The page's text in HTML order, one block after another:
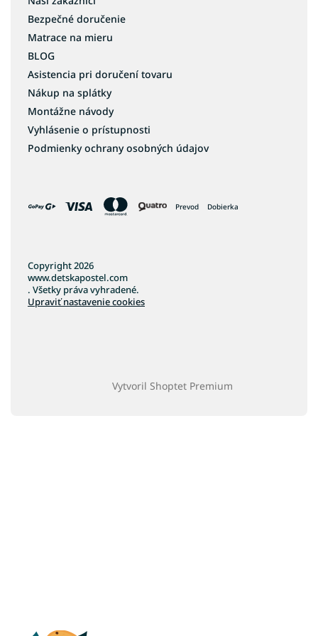
Bezpečné doručenie
Matrace na mieru
BLOG
Asistencia pri doručení tovaru
Nákup na splátky
Montážne návody
Vyhlásenie o prístupnosti
Podmienky ochrany osobných údajov
Prevod Dobierka
Vytvoril Shoptet Premium
Copyright 2026
www.detskapostel.com
. Všetky práva vyhradené.
Upraviť nastavenie cookies